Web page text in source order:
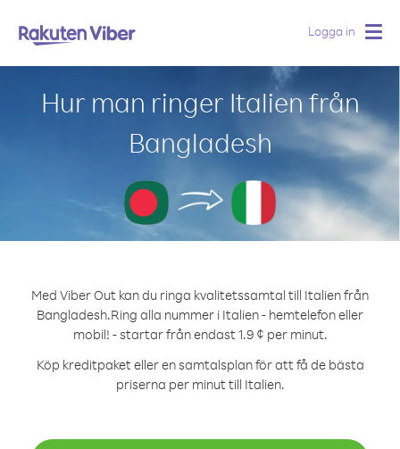
Logga in
Hur man ringer Italien från
Bangladesh
Med Viber Out kan du ringa kvalitetssamtal till Italien från
Bangladesh.Ring alla nummer i Italien - hemtelefon eller
mobil! - startar från endast 1.9 ¢ per minut.
Köp kreditpaket eller en samtalsplan för att få de bästa
priserna per minut till Italien.